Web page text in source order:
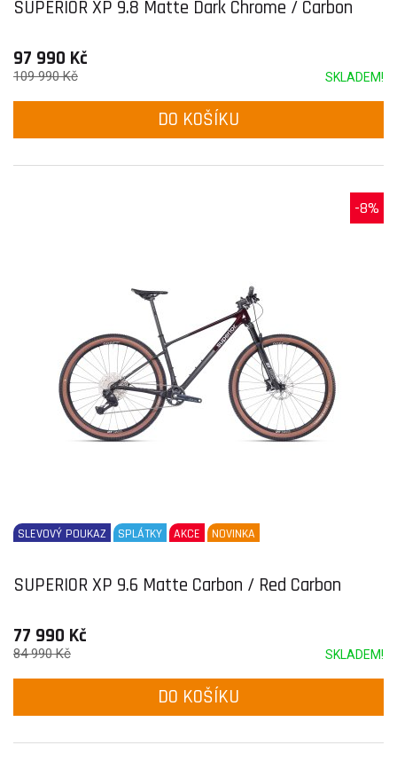
SUPERIOR XP 9.8 Matte Dark Chrome / Carbon
97 990 Kč
SKLADEM!
109 990 Kč
DO KOŠÍKU
-8%
SLEVOVÝ POUKAZ SPLÁTKY AKCE NOVINKA
SUPERIOR XP 9.6 Matte Carbon / Red Carbon
77 990 Kč
SKLADEM!
84 990 Kč
DO KOŠÍKU